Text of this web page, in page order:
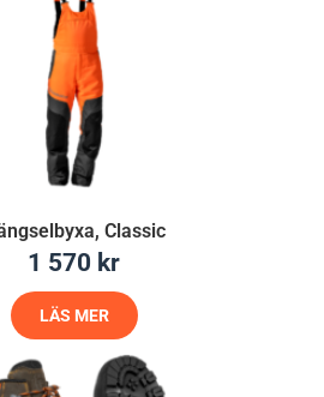
Classic
1 570 kr
LÄS MER